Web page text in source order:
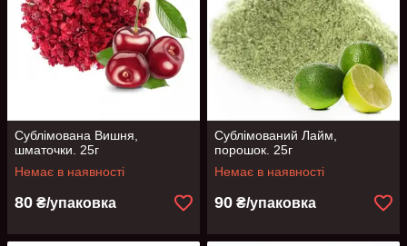
Сублімована Вишня,
шматочки. 25г
Немає в наявності
80 ₴/упаковка
Сублімований Лайм,
порошок. 25г
Немає в наявності
90 ₴/упаковка